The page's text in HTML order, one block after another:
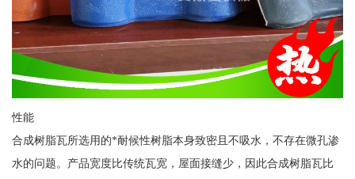
性能
合成树脂瓦所选用的*耐候性树脂本身致密且不吸水，不存在微孔渗
水的问题。产品宽度比传统瓦宽，屋面接缝少，因此合成树脂瓦比